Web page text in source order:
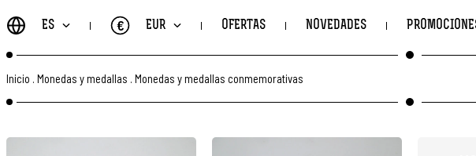
ES EUR
€ OFERTAS NOVEDADES
Inicio Monedas y medallas Monedas y medallas conmemorativas